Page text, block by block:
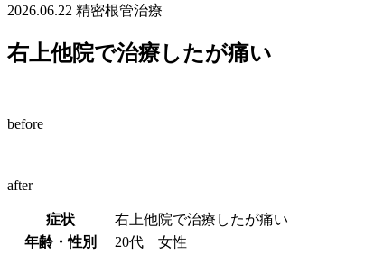
2026.06.22 精密根管治療
右上他院で治療したが痛い
before
after
症状
右上他院で治療したが痛い
年齢・性別
20代 女性